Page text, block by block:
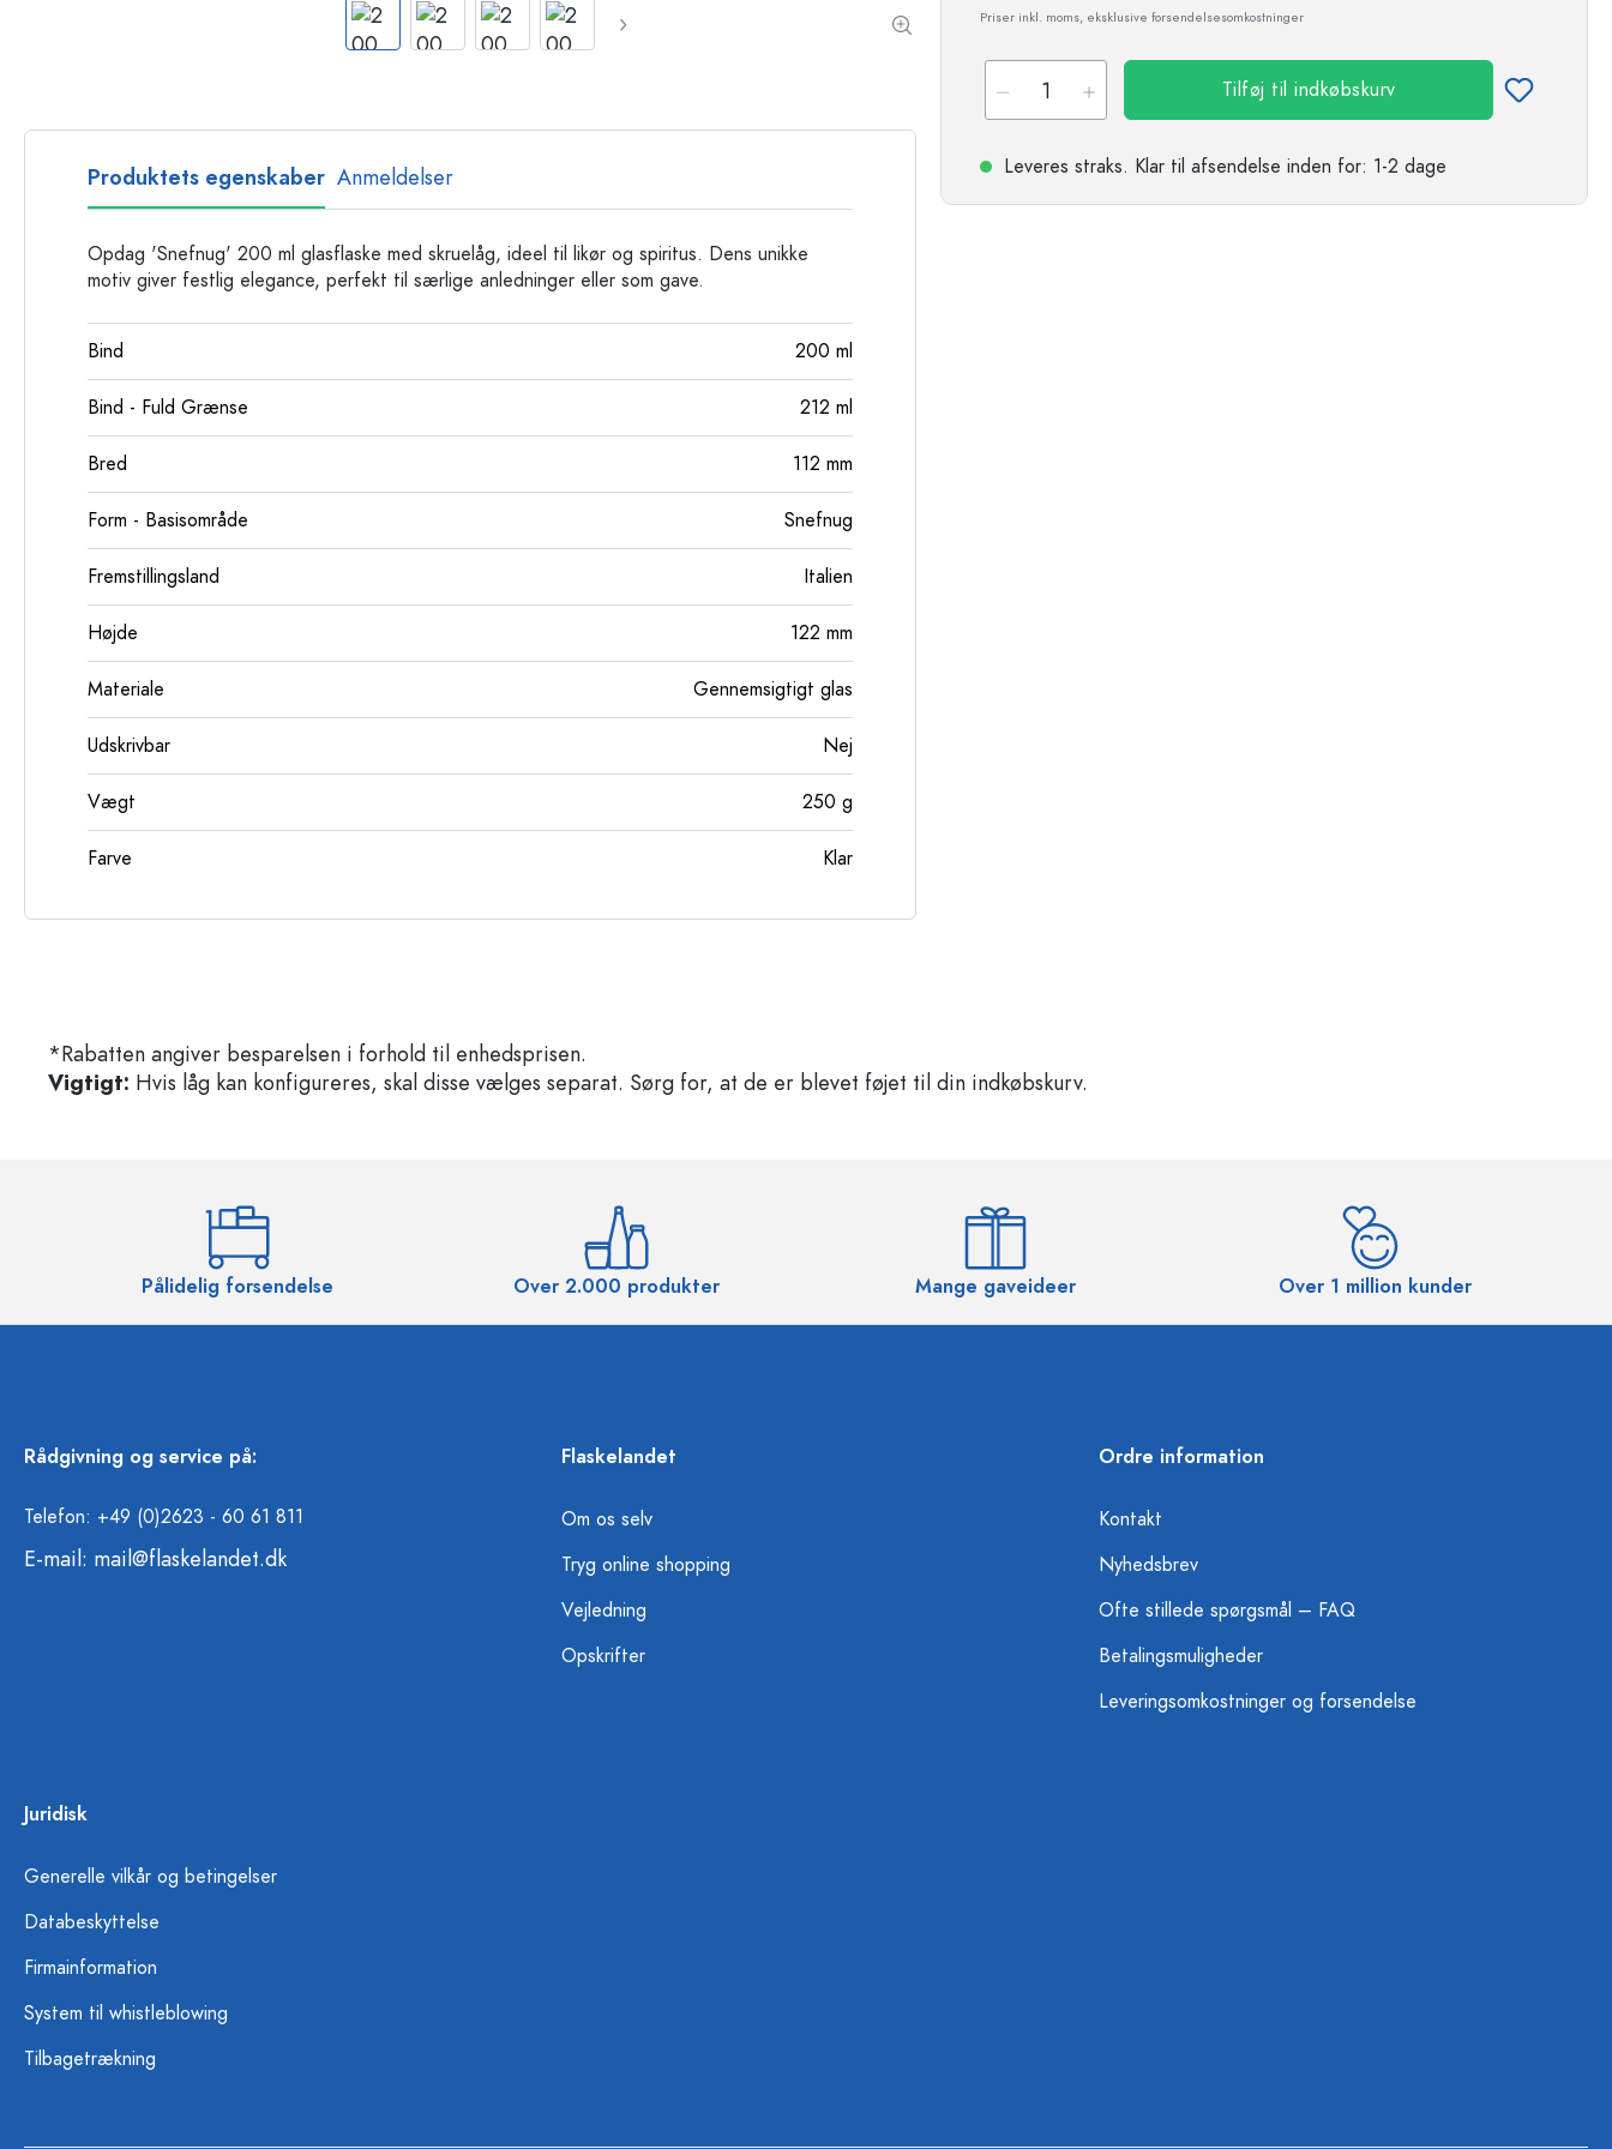
Glasflasker
Plastflasker
Priser inkl. moms, eksklusive forsendelsesomkostninger
Tilføj til indkøbskurv
Leveres straks. Klar til afsendelse inden for: 1-2 dage
Produktets egenskaber Anmeldelser
Opdag 'Snefnug' 200 ml glasflaske med skruelåg, ideel til likør og spiritus. Dens unikke
motiv giver festlig elegance, perfekt til særlige anledninger eller som gave.
Bind 200 ml
Bind - Fuld Grænse 212 ml
Bred 112 mm
Form - Basisområde Snefnug
Fremstillingsland Italien
Højde 122 mm
Materiale Gennemsigtigt glas
Udskrivbar Nej
Vægt 250 g
Farve Klar
*Rabatten angiver besparelsen i forhold til enhedsprisen.
Vigtigt: Hvis låg kan konfigureres, skal disse vælges separat. Sørg for, at de er blevet føjet til din indkøbskurv.
Pålidelig forsendelse Over 2.000 produkter Mange gaveideer Over 1 million kunder
Rådgivning og service på:
Telefon: +49 (0)2623 - 60 61 811
E-mail: mail@flaskelandet.dk
Flaskelandet
Om os selv
Tryg online shopping
Vejledning
Opskrifter
Ordre information
Kontakt
Nyhedsbrev
Ofte stillede spørgsmål – FAQ
Betalingsmuligheder
Leveringsomkostninger og forsendelse
Juridisk
Generelle vilkår og betingelser
Databeskyttelse
Firmainformation
System til whistleblowing
Tilbagetrækning